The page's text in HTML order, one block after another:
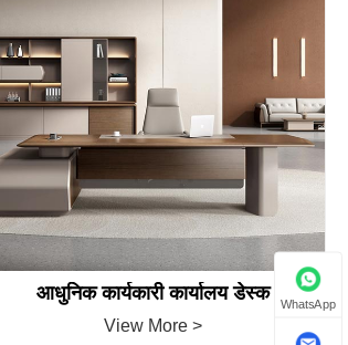
आधुनिक कार्यकारी कार्यालय डेस्क
View More >
WhatsApp